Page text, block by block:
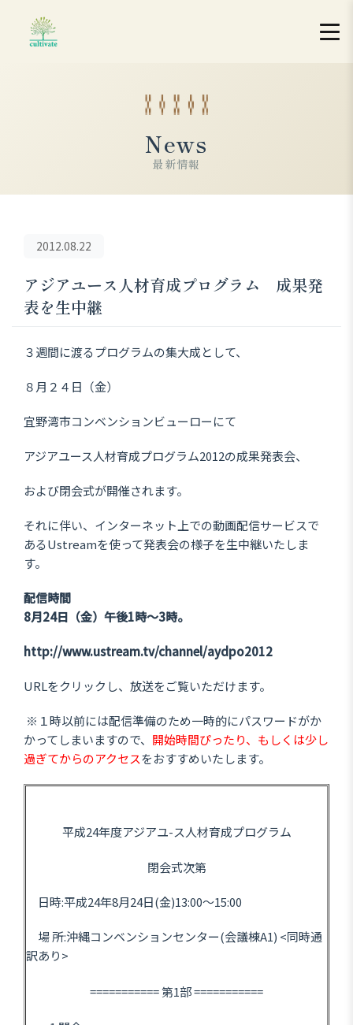
News
最新情報
2012.08.22
アジアユース人材育成プログラム 成果発
表を生中継
３週間に渡るプログラムの集大成として、
８月２４日（金）
宜野湾市コンベンションビューローにて
アジアユース人材育成プログラム2012の成果発表会、
および閉会式が開催されます。
それに伴い、インターネット上での動画配信サービスで
あるUstreamを使って発表会の様子を生中継いたしま
す。
配信時間
8月24日（金）午後1時～3時。
http://www.ustream.tv/channel/aydpo2012
URLをクリックし、放送をご覧いただけます。
※１時以前には配信準備のため一時的にパスワードがか
かってしまいますので、 開始時間ぴったり、もしくは少し
過ぎてからのアクセスをおすすめいたします。
平成24年度アジアユ-ス人材育成プログラム
閉会式次第
日時:平成24年8月24日(金)13:00～15:00
場 所:沖縄コンベンションセンター(会議棟A1) <同時通
訳あり>
=========== 第1部 ===========